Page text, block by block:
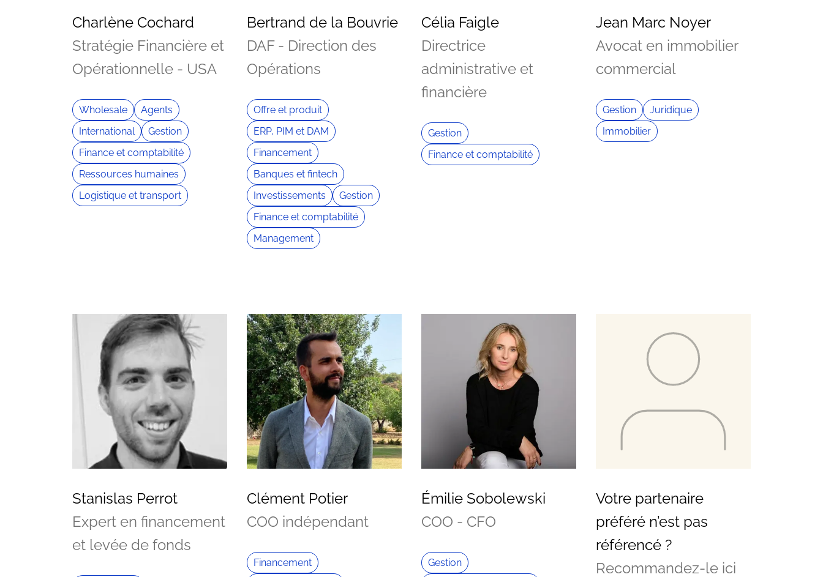
Charlène Cochard
Stratégie Financière et
Opérationnelle - USA
Wholesale
Agents
International
Gestion
Finance et comptabilité
Ressources humaines
Logistique et transport
Bertrand de la Bouvrie
DAF - Direction des
Opérations
Offre et produit
ERP, PIM et DAM
Financement
Banques et fintech
Investissements
Gestion
Finance et comptabilité
Management
Célia Faigle
Directrice
administrative et
financière
Gestion
Finance et comptabilité
Jean Marc Noyer
Avocat en immobilier
commercial
Gestion
Juridique
Immobilier
Stanislas Perrot
Expert en financement
et levée de fonds
Clément Potier
COO indépendant
Financement
Émilie Sobolewski
COO - CFO
Gestion
Votre partenaire
préféré n’est pas
référencé ?
Recommandez-le ici